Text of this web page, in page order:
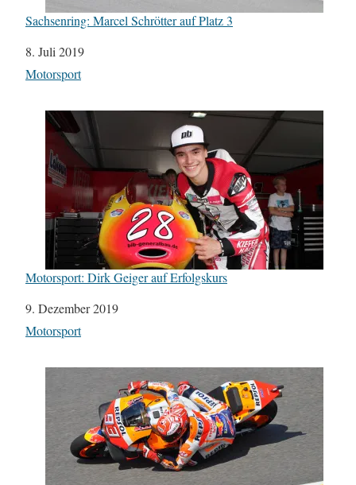
Sachsenring: Marcel Schrötter auf Platz 3
Datum
8. Juli 2019
In Bezug auf
Motorsport
Motorsport: Dirk Geiger auf Erfolgskurs
Datum
9. Dezember 2019
In Bezug auf
Motorsport